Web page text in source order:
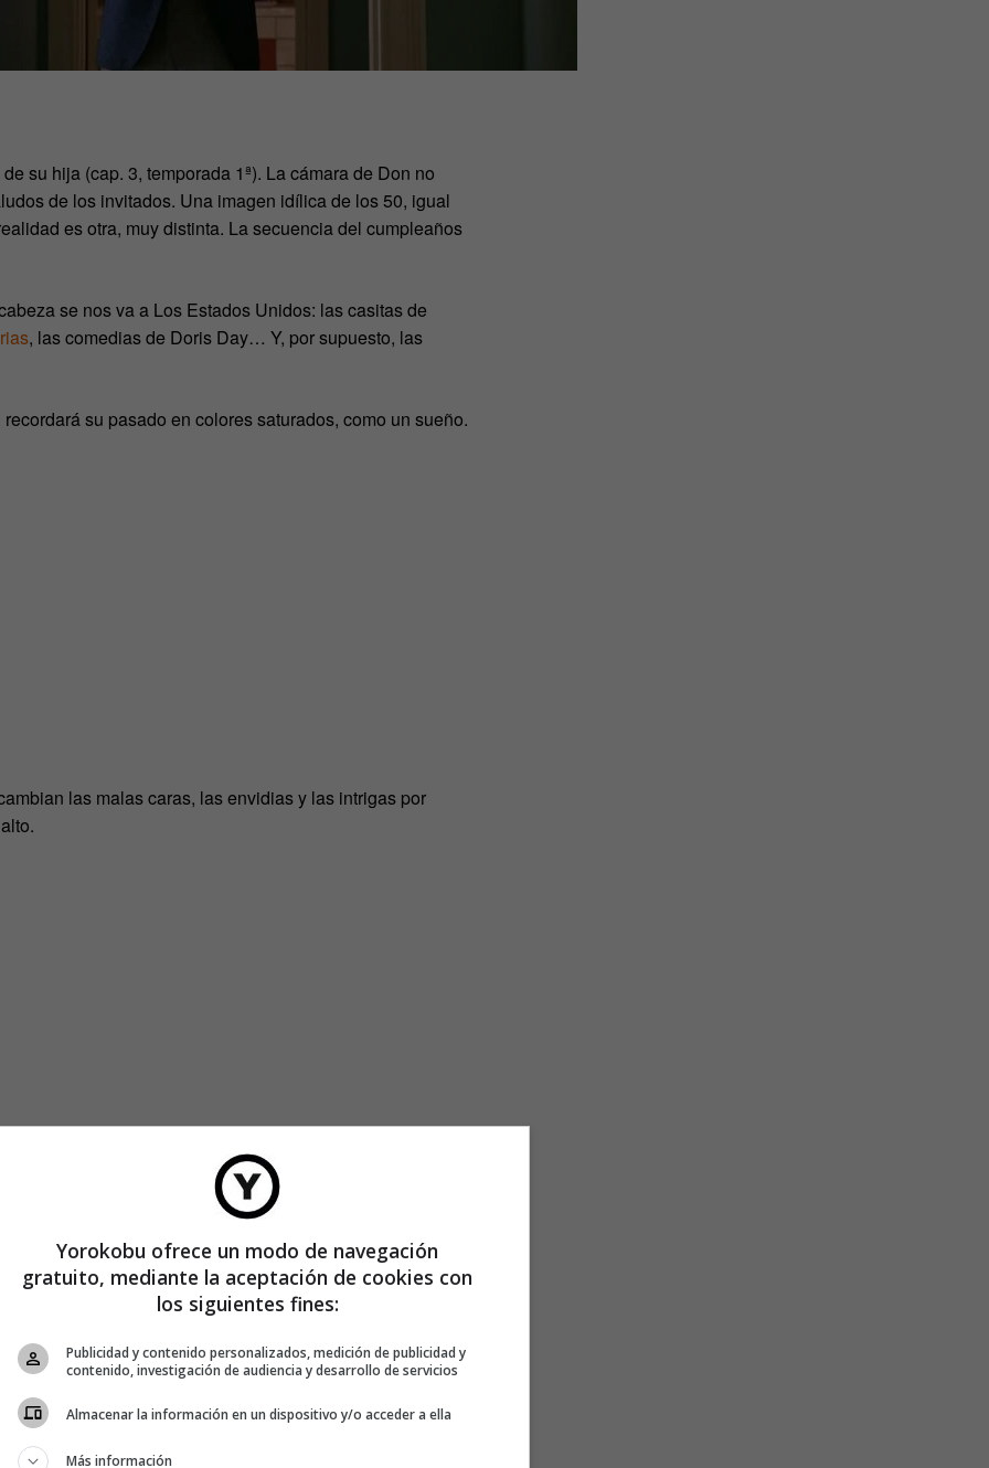
su hija (cap. 3, temporada 1ª). La cámara de Don no
de los invitados. Una imagen idílica de los 50, igual
es otra, muy distinta. La secuencia del cumpleaños
se nos va a Los Estados Unidos: las casitas de
, las comedias de Doris Day… Y, por supuesto, las
su pasado en colores saturados, como un sueño.
las malas caras, las envidias y las intrigas por
es terrible verse reflejado en los demás.
estudiada en todas las escuelas de guión). Se emplea
exponer los defectos de un tiempo y un lugar idealizados.
de cine, pero son como nosotros: tenemos los mismos
en un mundo incierto.
Yorokobu ofrece un modo de navegación
gratuito, mediante la aceptación de cookies con
los siguientes fines:
Publicidad y contenido personalizados, medición de publicidad y
contenido, investigación de audiencia y desarrollo de servicios
Almacenar la información en un dispositivo y/o acceder a ella
Más información